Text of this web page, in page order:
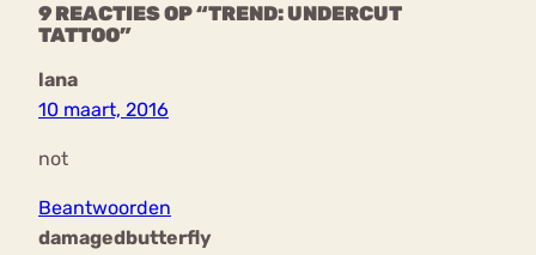
9 REACTIES OP “TREND: UNDERCUT
TATTOO”
lana
10 maart, 2016
not
Beantwoorden
damagedbutterfly